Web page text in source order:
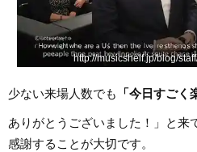
http://musicshelf.jp/blog/
少ない来場人数でも 「今日すごく
ありがとうございました！」と来
感謝することが大切です。